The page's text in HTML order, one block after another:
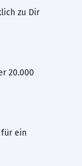
zu Dir
20.000
ein